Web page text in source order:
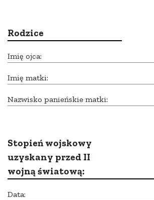
Rodzice
Imię ojca:
Imię matki:
Nazwisko panieńskie matki:
Stopień wojskowy
uzyskany przed II
wojną światową:
Data: